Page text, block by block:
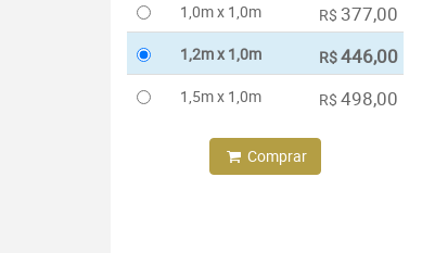
1,0m x 1,0m
R$ 377,00
1,2m x 1,0m R$446,00
1,5m x 1,0m R$ 498,00
Comprar